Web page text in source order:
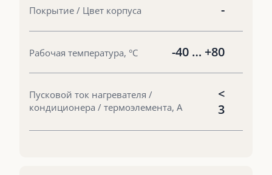
Покрытие / Цвет корпуса -
Рабочая температура, °С -40 … +80
Пусковой ток нагревателя /
кондиционера / термоэлемента, А
<
3